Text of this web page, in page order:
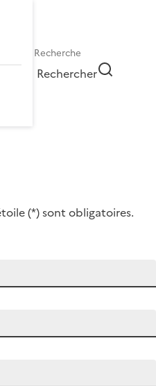
Rechercher
(*) sont obligatoires.